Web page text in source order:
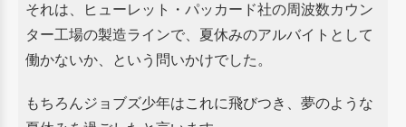
それは、ヒューレット・パッカード社の周波数カウン
ター工場の製造ラインで、夏休みのアルバイトとして
働かないか、 という問いかけでした。
もちろんジョブズ少年はこれに飛びつき、夢のような